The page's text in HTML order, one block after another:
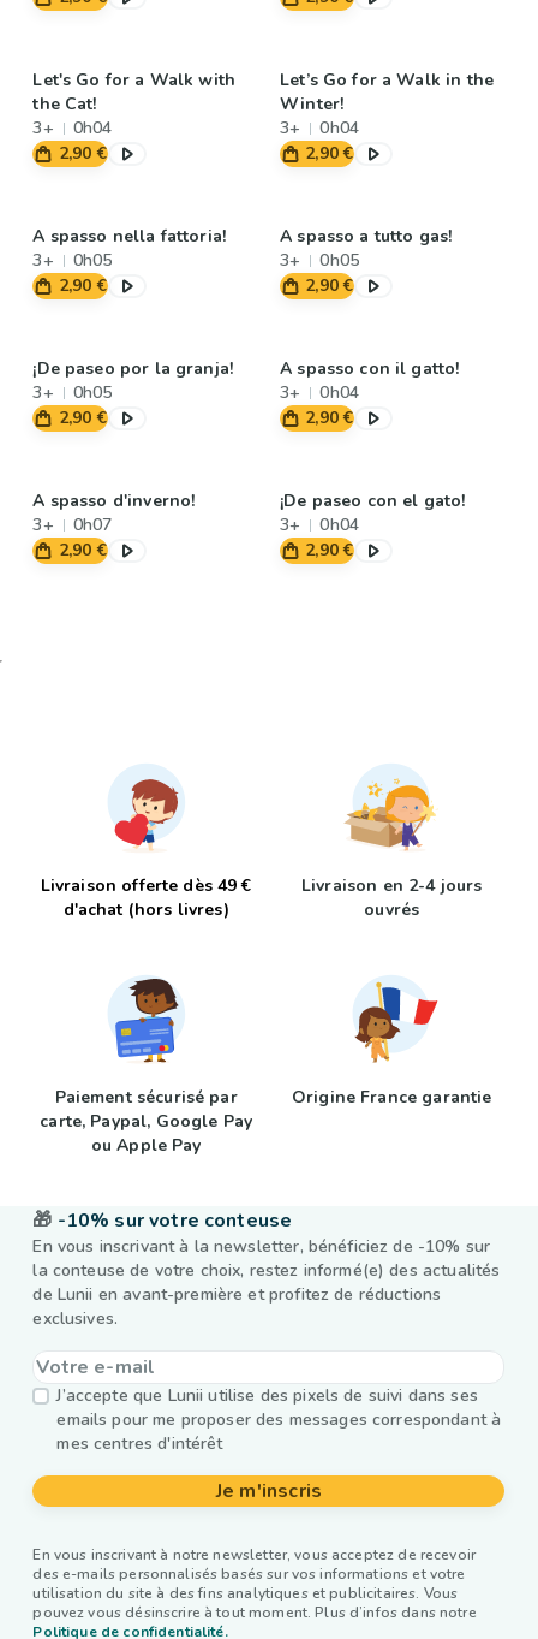
Let's Go for a Walk with
the Cat!
3+
0h04
2,90 €
Let’s Go for a Walk in the
Winter!
3+
0h04
2,90 €
A spasso nella fattoria!
3+
0h05
2,90 €
A spasso a tutto gas!
3+
0h05
2,90 €
¡De paseo por la granja!
3+
0h05
2,90 €
A spasso con il gatto!
3+
0h04
2,90 €
A spasso d'inverno!
3+
0h07
2,90 €
¡De paseo con el gato!
3+
0h04
2,90 €
Livraison offerte dès 49 €
d'achat (hors livres)
Livraison en 2-4 jours
ouvrés
Paiement sécurisé par
carte, Paypal, Google Pay
ou Apple Pay
Origine France garantie
🎁 -10% sur votre conteuse
En vous inscrivant à la newsletter, bénéficiez de -10% sur
la conteuse de votre choix, restez informé(e) des actualités
de Lunii en avant-première et profitez de réductions
exclusives.
J’accepte que Lunii utilise des pixels de suivi dans ses
emails pour me proposer des messages correspondant à
mes centres d'intérêt
Je m'inscris
En vous inscrivant à notre newsletter, vous acceptez de recevoir
des e-mails personnalisés basés sur vos informations et votre
utilisation du site à des fins analytiques et publicitaires. Vous
pouvez vous désinscrire à tout moment. Plus d’infos dans notre
Politique de confidentialité.